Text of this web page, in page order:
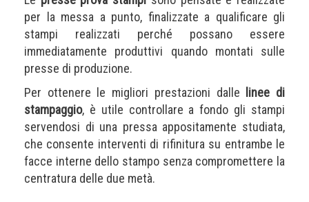
per la messa a punto, finalizzate a qualificare gli
stampi realizzati perché possano essere
immediatamente produttivi quando montati sulle
presse di produzione.
Per ottenere le migliori prestazioni dalle linee di
stampaggio, è utile controllare a fondo gli stampi
servendosi di una pressa appositamente studiata,
che consente interventi di rifinitura su entrambe le
facce interne dello stampo senza compromettere la
centratura delle due metà.